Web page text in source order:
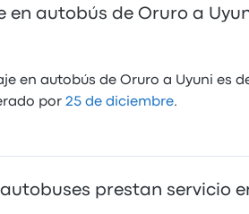
en autobús de Oruro a
en autobús de Oruro a Uyuni es
por 25 de diciembre.
prestan servicio